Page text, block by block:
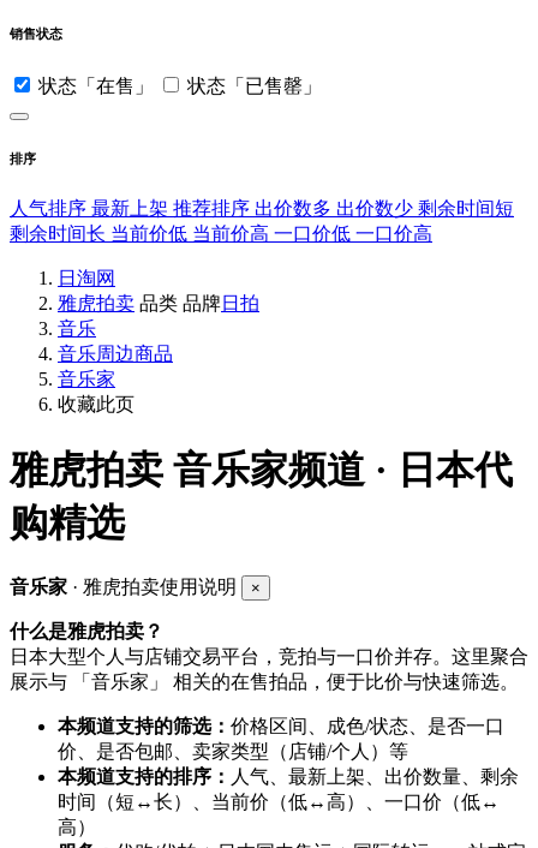
销售状态
状态「在售」 状态「已售罄」
排序
人气排序 最新上架 推荐排序 出价数多 出价数少 剩余时间短
剩余时间长 当前价低 当前价高 一口价低 一口价高
日淘网
雅虎拍卖 品类 品牌日拍
音乐
音乐周边商品
音乐家
收藏此页
雅虎拍卖 音乐家频道 · 日本代
购精选
音乐家 · 雅虎拍卖使用说明 ×
什么是雅虎拍卖？
日本大型个人与店铺交易平台，竞拍与一口价并存。这里聚合
展示与 「音乐家」 相关的在售拍品，便于比价与快速筛选。
本频道支持的筛选： 价格区间、成色/状态、是否一口
价、是否包邮、卖家类型（店铺/个人）等
本频道支持的排序： 人气、最新上架、出价数量、剩余
时间（短↔长）、当前价（低↔高）、一口价（低↔
高）